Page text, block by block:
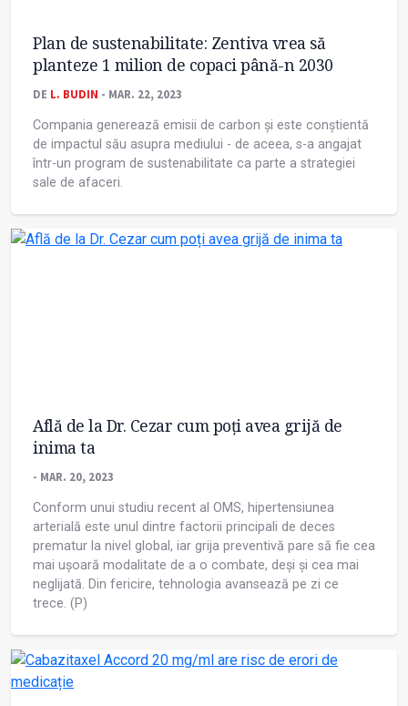
Plan de sustenabilitate: Zentiva vrea să
planteze 1 milion de copaci până-n 2030
DE L. BUDIN - MAR. 22, 2023
Compania generează emisii de carbon și este conștientă
de impactul său asupra mediului - de aceea, s-a angajat
într-un program de sustenabilitate ca parte a strategiei
sale de afaceri.
Află de la Dr. Cezar cum poți avea grijă de
inima ta
- MAR. 20, 2023
Conform unui studiu recent al OMS, hipertensiunea
arterială este unul dintre factorii principali de deces
prematur la nivel global, iar grija preventivă pare să fie cea
mai ușoară modalitate de a o combate, deși și cea mai
neglijată. Din fericire, tehnologia avansează pe zi ce
trece. (P)